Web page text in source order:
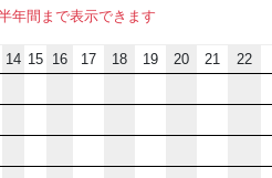
年間まで表示できます
14 15 16 17 18 19 20 21 22